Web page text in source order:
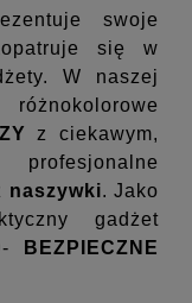
swoje
się w
W naszej
z ciekawym,
profesjonalne
naszywki. Jako
gadżet
-
BEZPIECZNE